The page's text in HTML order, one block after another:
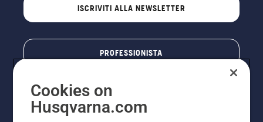
ISCRIVITI ALLA NEWSLETTER
PROFESSIONISTA
Cookies on
Husqvarna.com